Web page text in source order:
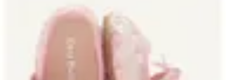
Decoración Económica
RecomendacionesAccesorios Consejos de Decoración
Decoración Económica